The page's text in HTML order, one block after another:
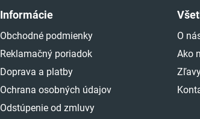
Informácie
Obchodné podmienky
Reklamačný poriadok
Doprava a platby
Ochrana osobných údajov
Odstúpenie od zmluvy
O
Ako